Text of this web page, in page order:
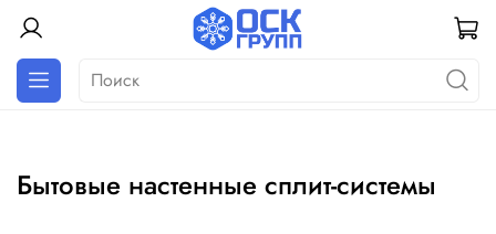
Бытовые настенные сплит-системы